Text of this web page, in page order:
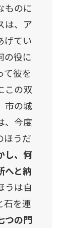
ものに
は、ア
げてい
の役に
て彼を
この双
市の城
、今度
ほうだ
し、何
へと納
うは自
石を運
つの門